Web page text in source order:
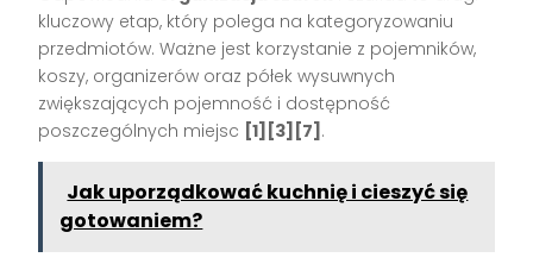
kluczowy etap, który polega na kategoryzowaniu
przedmiotów. Ważne jest korzystanie z pojemników,
koszy, organizerów oraz półek wysuwnych
zwiększających pojemność i dostępność
poszczególnych miejsc [1][3][7] .
Jak uporządkować kuchnię i cieszyć się
gotowaniem?